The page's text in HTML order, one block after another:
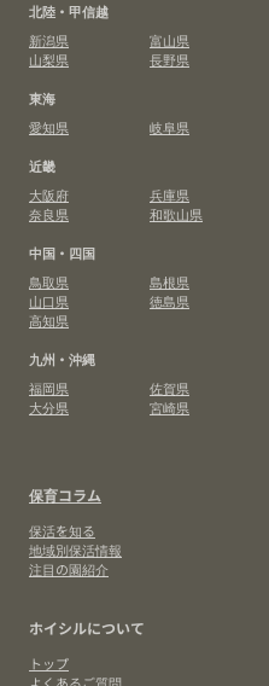
北陸・甲信越
新潟県
富山県
山梨県
長野県
東海
愛知県
岐阜県
近畿
大阪府
兵庫県
奈良県
和歌山県
中国・四国
鳥取県
島根県
山口県
徳島県
高知県
九州・沖縄
福岡県
佐賀県
大分県
宮崎県
保育コラム
保活を知る
地域別保活情報
注目の園紹介
ホイシルについて
トップ